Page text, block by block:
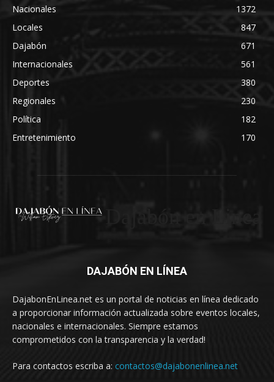
Nacionales
1372
Locales
847
Dajabón
671
Internacionales
561
Deportes
380
Regionales
230
Política
182
Entretenimiento
170
DAJABÓN EN LÍNEA
DajabonEnLinea.net es un portal de noticias en línea dedicado
a proporcionar información actualizada sobre eventos locales,
nacionales e internacionales. Siempre estamos
comprometidos con la transparencia y la verdad!
Para contactos escriba a: contactos@dajabonenlinea.net